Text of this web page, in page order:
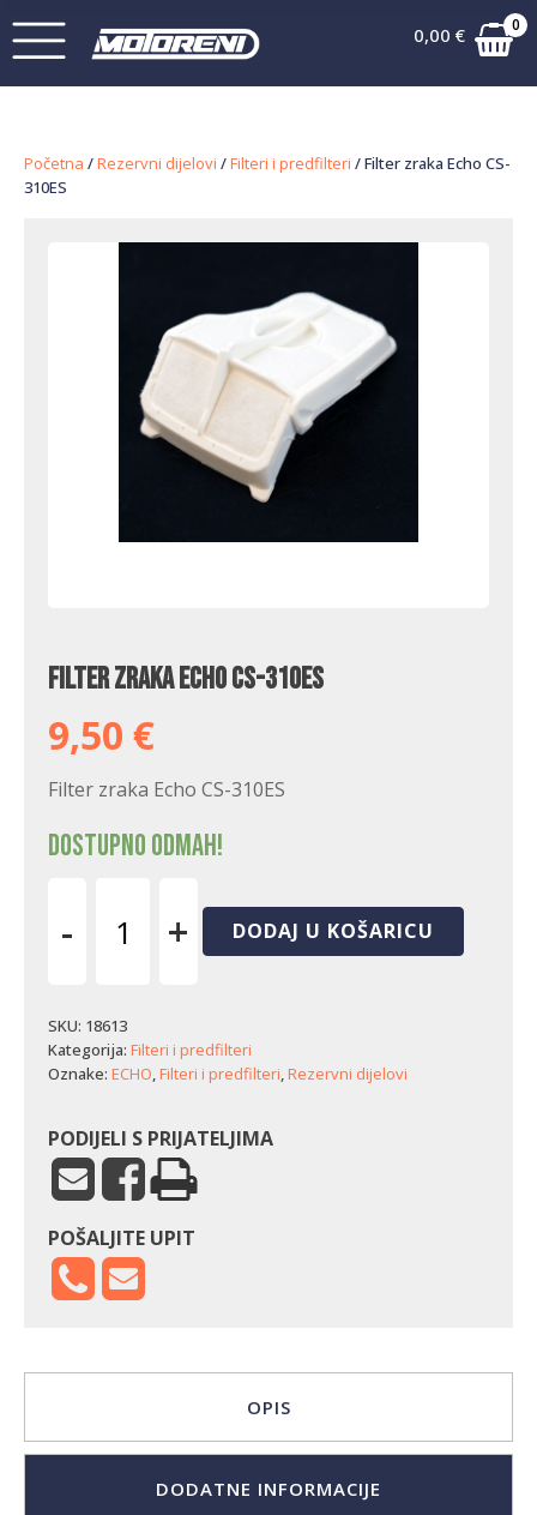
0,00 € 0
Početna /Rezervni dijelovi /Filteri i predfilteri / Filter zraka Echo CS-
310ES
Filter zraka Echo CS-310ES
9,50 €
Filter zraka Echo CS-310ES
Dostupno odmah!
-
CS-
310ES
količina
+ DODAJ U KOŠARICU
SKU: 18613
Kategorija: Filteri i predfilteri
Oznake: ECHO,Filteri i predfilteri,Rezervni dijelovi
PODIJELI S PRIJATELJIMA
POŠALJITE UPIT
OPIS
DODATNE INFORMACIJE